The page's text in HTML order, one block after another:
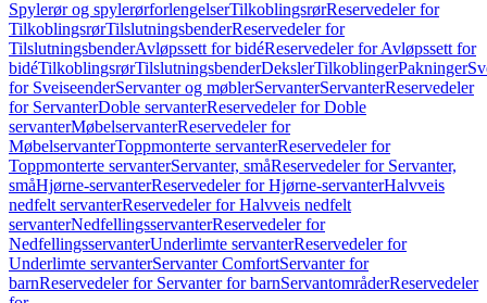
Spylerør og spylerørforlengelserTilkoblingsrørReservedeler for
TilkoblingsrørTilslutningsbenderReservedeler for
TilslutningsbenderAvløpssett for bidéReservedeler for Avløpssett for
bidéTilkoblingsrørTilslutningsbenderDekslerTilkoblingerPakninger
for SveiseenderServanter og møblerServanterServanterReservedeler
for ServanterDoble servanterReservedeler for Doble
servanterMøbelservanterReservedeler for
MøbelservanterToppmonterte servanterReservedeler for
Toppmonterte servanterServanter, småReservedeler for Servanter,
småHjørne-servanterReservedeler for Hjørne-servanterHalvveis
nedfelt servanterReservedeler for Halvveis nedfelt
servanterNedfellingsservanterReservedeler for
NedfellingsservanterUnderlimte servanterReservedeler for
Underlimte servanterServanter ComfortServanter for
barnReservedeler for Servanter for barnServantområderReservedeler